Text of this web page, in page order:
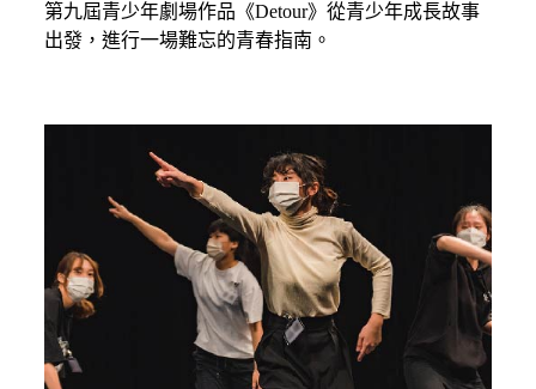
第九屆青少年劇場作品《Detour》從青少年成長故事
出發，進行一場難忘的青春指南。